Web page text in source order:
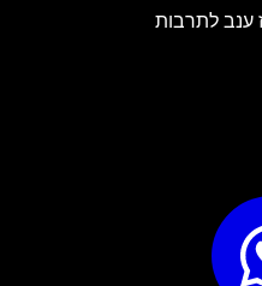
ענב לתרבות